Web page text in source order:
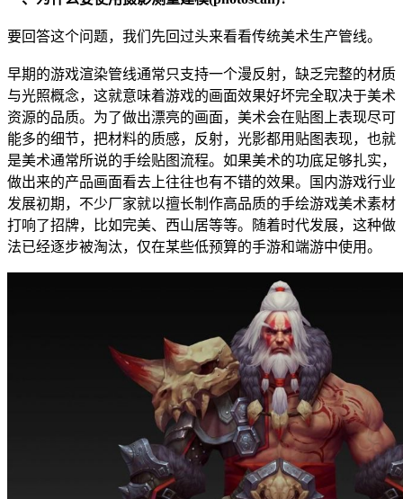
要回答这个问题，我们先回过头来看看传统美术生产管线。
早期的游戏渲染管线通常只支持一个漫反射，缺乏完整的材质
与光照概念，这就意味着游戏的画面效果好坏完全取决于美术
资源的品质。为了做出漂亮的画面，美术会在贴图上表现尽可
能多的细节，把材料的质感，反射，光影都用贴图表现，也就
是美术通常所说的手绘贴图流程。如果美术的功底足够扎实，
做出来的产品画面看去上往往也有不错的效果。国内游戏行业
发展初期，不少厂家就以擅长制作高品质的手绘游戏美术素材
打响了招牌，比如完美、西山居等等。随着时代发展，这种做
法已经逐步被淘汰，仅在某些低预算的手游和端游中使用。